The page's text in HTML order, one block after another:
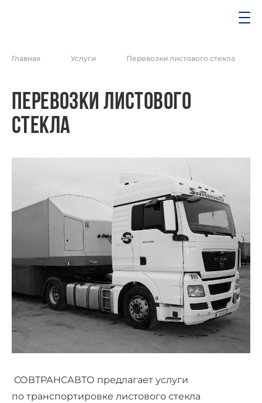
Перевозки листового
стекла
СОВТРАНСАВТО предлагает услуги
по транспортировке листового стекла
Главная Услуги Перевозки листового стекла